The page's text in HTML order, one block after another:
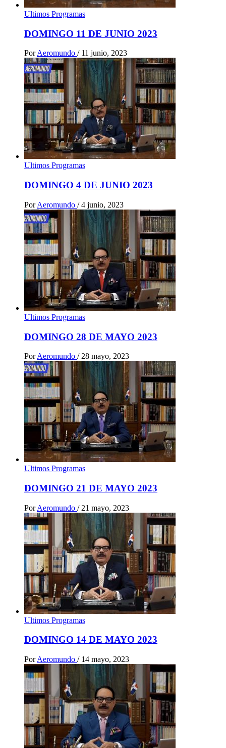
Ultimos Programas
DOMINGO 11 DE JUNIO 2023
PorAeromundo / 11 junio, 2023
Ultimos Programas
DOMINGO 4 DE JUNIO 2023
Por Aeromundo / 4 junio, 2023
Ultimos Programas
DOMINGO 28 DE MAYO 2023
Por Aeromundo / 28 mayo, 2023
Ultimos Programas
DOMINGO 21 DE MAYO 2023
Por Aeromundo / 21 mayo, 2023
Ultimos Programas
DOMINGO 14 DE MAYO 2023
Por Aeromundo / 14 mayo, 2023